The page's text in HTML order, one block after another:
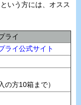
いう方には、オスス
ライ
ライ公式サイト
の方10箱まで）